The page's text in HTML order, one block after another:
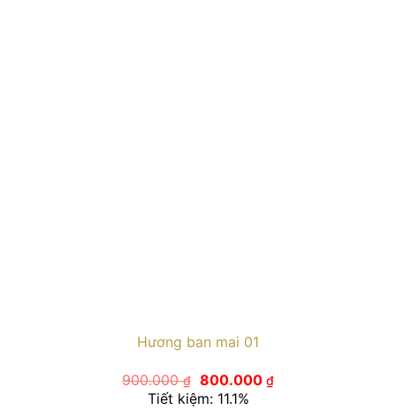
Hương ban mai 01
900.000₫ Giá
gốc
800.000 ₫Giá
hiện
Tiết kiệm: 11.1%